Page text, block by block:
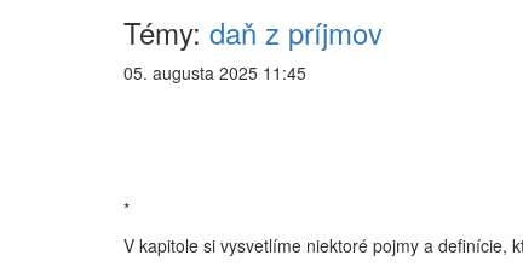
Témy: daň z príjmov
05. augusta 2025 11:45
*
V kapitole si vysvetlíme niektoré pojmy a definície,